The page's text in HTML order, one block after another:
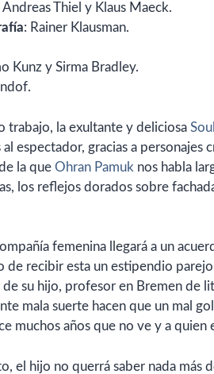
Andreas Thiel y Klaus Maeck.
: Rainer Klausman.
Kunz y Sirma Bradley.
trabajo, la exultante y deliciosa
espectador, gracias a
la que Ohran Pamuk nos habla
los reflejos dorados sobre
femenina llegará a un
de recibir esta un estipendio
su hijo, profesor en Bremen de
mala suerte hacen que un mal
muchos años que no ve y a
el hijo no querrá saber nada más